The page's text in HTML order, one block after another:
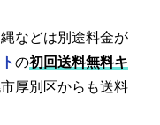
などは別途料金が
の初回送料無料キ
厚別区からも送料